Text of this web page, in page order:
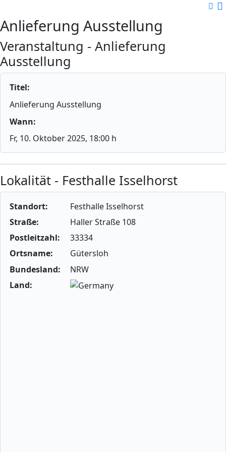
Anlieferung Ausstellung
Veranstaltung - Anlieferung
Ausstellung
Titel:
Anlieferung Ausstellung
Wann:
Fr, 10. Oktober 2025, 18:00 h
Lokalität - Festhalle Isselhorst
Standort:
Festhalle Isselhorst
Straße:
Haller Straße 108
Postleitzahl:
33334
Ortsname:
Gütersloh
Bundesland:
NRW
Land: